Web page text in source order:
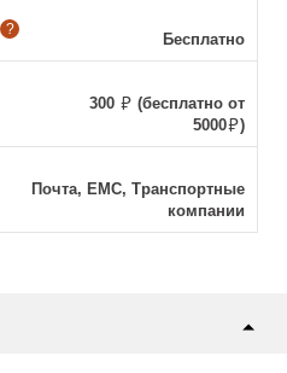
?
Бесплатно
300
(бесплатно от
5000
)
Почта, ЕМС, Транспортные
компании